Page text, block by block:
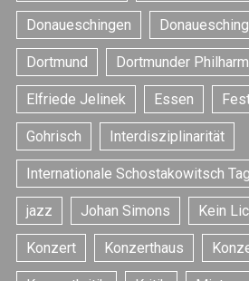
Donaueschingen
Dortmund Dortmunder
Elfriede Jelinek Essen
Gohrisch Interdisziplinarität
Internationale Schostakowitsch
jazz Johan Simons Kein
Konzert Konzerthaus